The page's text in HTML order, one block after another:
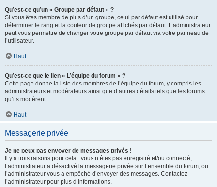
Qu’est-ce qu’un « Groupe par défaut » ?
Si vous êtes membre de plus d’un groupe, celui par défaut est utilisé pour
déterminer le rang et la couleur de groupe affichés par défaut. L’administrateur
peut vous permettre de changer votre groupe par défaut via votre panneau de
l’utilisateur.
Haut
Qu’est-ce que le lien « L’équipe du forum » ?
Cette page donne la liste des membres de l’équipe du forum, y compris les
administrateurs et modérateurs ainsi que d’autres détails tels que les forums
qu’ils modèrent.
Haut
Messagerie privée
Je ne peux pas envoyer de messages privés !
Il y a trois raisons pour cela : vous n’êtes pas enregistré et/ou connecté,
l’administrateur a désactivé la messagerie privée sur l’ensemble du forum, ou
l’administrateur vous a empêché d’envoyer des messages. Contactez
l’administrateur pour plus d’informations.